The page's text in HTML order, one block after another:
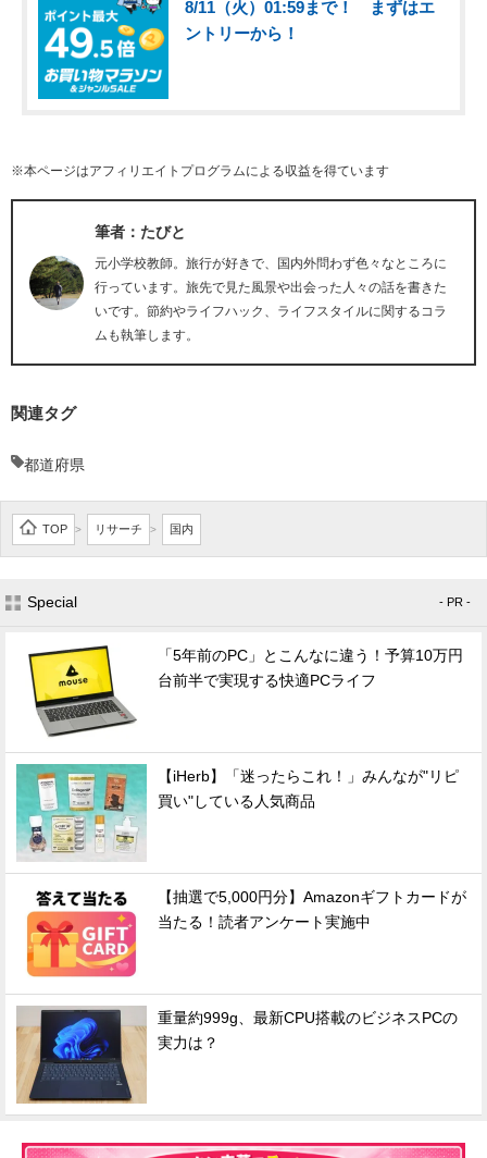
8/11（火）01:59まで！ まずはエ
ントリーから！
※本ページはアフィリエイトプログラムによる収益を得ています
筆者：たびと
元小学校教師。旅行が好きで、国内外問わず色々なところに
行っています。旅先で見た風景や出会った人々の話を書きた
いです。節約やライフハック、ライフスタイルに関するコラ
ムも執筆します。
関連タグ
都道府県
TOP > リサーチ > 国内
Special - PR -
「5年前のPC」とこんなに違う！予算10万円
台前半で実現する快適PCライフ
【iHerb】「迷ったらこれ！」みんなが"リピ
買い"している人気商品
【抽選で5,000円分】Amazonギフトカードが
当たる！読者アンケート実施中
重量約999g、最新CPU搭載のビジネスPCの
実力は？